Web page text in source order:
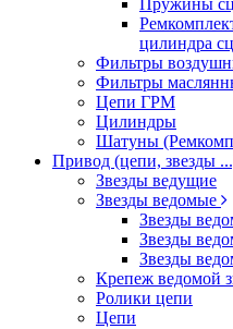
Пружины
цилиндра
Фильтры
Фильтры
Цепи ГРМ
Цилиндры
Шатуны
Привод (цепи, звезды
Звезды ведущие
Звезды ведомые
Звезды
Звезды
Звезды
Крепеж ведомой
Ролики цепи
Цепи